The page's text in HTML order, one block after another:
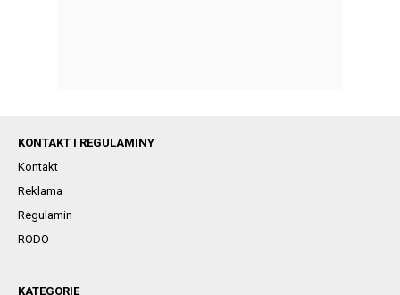
KONTAKT I REGULAMINY
Kontakt
Reklama
Regulamin
RODO
KATEGORIE